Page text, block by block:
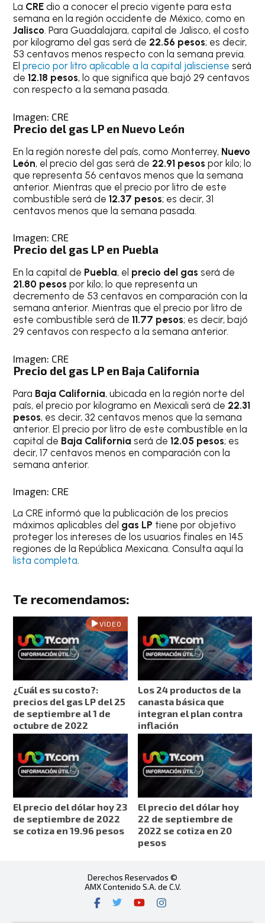
La CREdio a conocer el precio vigente para esta
semana en la región occidente de México, como en
Jalisco. Para Guadalajara, capital de Jalisco, el costo
por kilogramo del gas será de 22.56 pesos; es decir,
53 centavos menos respecto con la semana previa.
Elprecio por litro aplicable a la capital jaliscienseserá
de12.18 pesos, lo que significa que bajó 29 centavos
con respecto a la semana pasada.
Imagen: CRE
Precio del gas LP en Nuevo León
En la región noreste del país, como Monterrey, Nuevo
León, el precio del gas será de 22.91 pesospor kilo; lo
que representa 56 centavos menos que la semana
anterior. Mientras que el precio por litro de este
combustible será de12.37 pesos; es decir, 31
centavos menos que la semana pasada.
Imagen: CRE
Precio del gas LP en Puebla
En la capital de Puebla, el precio del gasserá de
21.80 pesospor kilo; lo que representa un
decremento de 53 centavos en comparación con la
semana anterior. Mientras que el precio por litro de
este combustible será de11.77 pesos; es decir, bajó
29 centavos con respecto a la semana anterior.
Imagen: CRE
Precio del gas LP en Baja California
Para Baja California, ubicada en la región norte del
país, el precio por kilogramo en Mexicali será de 22.31
pesos, es decir, 32 centavos menos que la semana
anterior. El precio por litro de este combustible en la
capital de Baja Californiaserá de12.05 pesos; es
decir, 17 centavos menos en comparación con la
semana anterior.
Imagen: CRE
La CRE informó que la publicación de los precios
máximos aplicables del gas LP tiene por objetivo
proteger los intereses de los usuarios finales en 145
regiones de la República Mexicana. Consulta aquí la
lista completa.
Te recomendamos:
VIDEO
¿Cuál es su costo?:
precios del gas LP del 25
de septiembre al 1 de
octubre de 2022
Los 24 productos de la
canasta básica que
integran el plan contra
inflación
El precio del dólar hoy 23
de septiembre de 2022
se cotiza en 19.96 pesos
El precio del dólar hoy
22 de septiembre de
2022 se cotiza en 20
pesos
Derechos Reservados ©
AMX Contenido S.A. de C.V.